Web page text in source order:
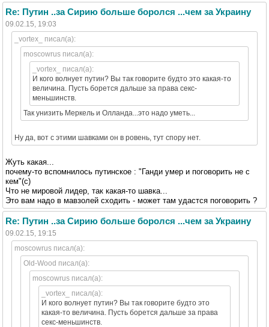
Re: Путин ..за Сирию больше боролся ...чем за Украину
09.02.15, 19:03
_vortex_ писал(а):
moscowrus писал(а):
_vortex_ писал(а):
И кого волнует путин? Вы так говорите будто это какая-то
величина. Пусть борется дальше за права секс-
меньшинств.
Так унизить Меркель и Олланда...это надо уметь...
Ну да, вот с этими шавками он в ровень, тут спору нет.
Жуть какая...
почему-то вспомнилось путинское : "Ганди умер и поговорить не с
кем"(с)
Что не мировой лидер, так какая-то шавка...
Это вам надо в мавзолей сходить - может там удастся поговорить ?
Re: Путин ..за Сирию больше боролся ...чем за Украину
09.02.15, 19:15
moscowrus писал(а):
Old-Wood писал(а):
moscowrus писал(а):
_vortex_ писал(а):
И кого волнует путин? Вы так говорите будто это
какая-то величина. Пусть борется дальше за права
секс-меньшинств.